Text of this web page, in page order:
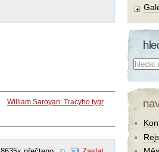
William Saroyan: Tracyho tygr
Co